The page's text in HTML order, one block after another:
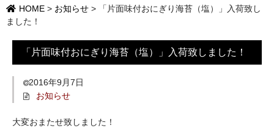
HOME
目的別で探す
海苔
HOME > お知らせ >
「片面味付おにぎり海苔（塩）」入荷致し
ました！
「片面味付おにぎり海苔（塩）」入荷致しました！
2016年9月7日
お知らせ
大変おまたせ致しました！